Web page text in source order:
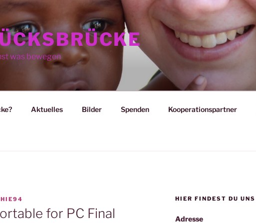
was bewegen
Aktuelles Bilder Spenden Kooperationspartner
for PC Final
HIER FINDEST DU UNS
Adresse